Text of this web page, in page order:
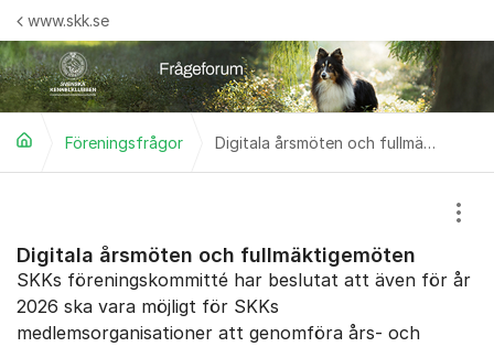
Hoppa till innehåll
www.skk.se
Föreningsfrågor Digitala årsmöten och fullmäktigemöten
Digitala årsmöten och fullmäktigemöten
SKKs föreningskommitté har beslutat att även för år
2026 ska vara möjligt för SKKs
medlemsorganisationer att genomföra års- och